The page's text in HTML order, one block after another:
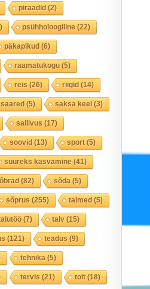
piraadid(2)
psühholoogiline(22)
päkapikud(6)
raamatukogu(5)
reis(26) riigid(14)
saared(5) saksa keel(3)
sallivus(17)
soovid(13) sport(5)
suureks kasvamine(41)
(82) sõda(5)
sõprus(255) taimed(5)
(7) talv(15)
(121) teadus(9)
tehnika(5)
tervis(21) toit(18)